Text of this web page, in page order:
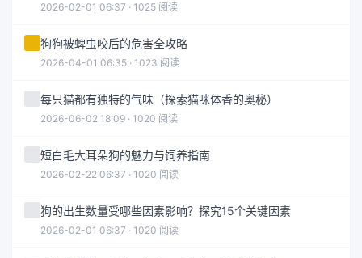
2026-02-01 06:37 · 1025 阅读
狗狗被蜱虫咬后的危害全攻略
2026-04-01 06:35 · 1023 阅读
每只猫都有独特的气味（探索猫咪体香的奥秘）
2026-06-02 18:09 · 1020 阅读
短白毛大耳朵狗的魅力与饲养指南
2026-02-22 06:37 · 1020 阅读
狗的出生数量受哪些因素影响？探究15个关键因素
2026-02-01 06:37 · 1020 阅读